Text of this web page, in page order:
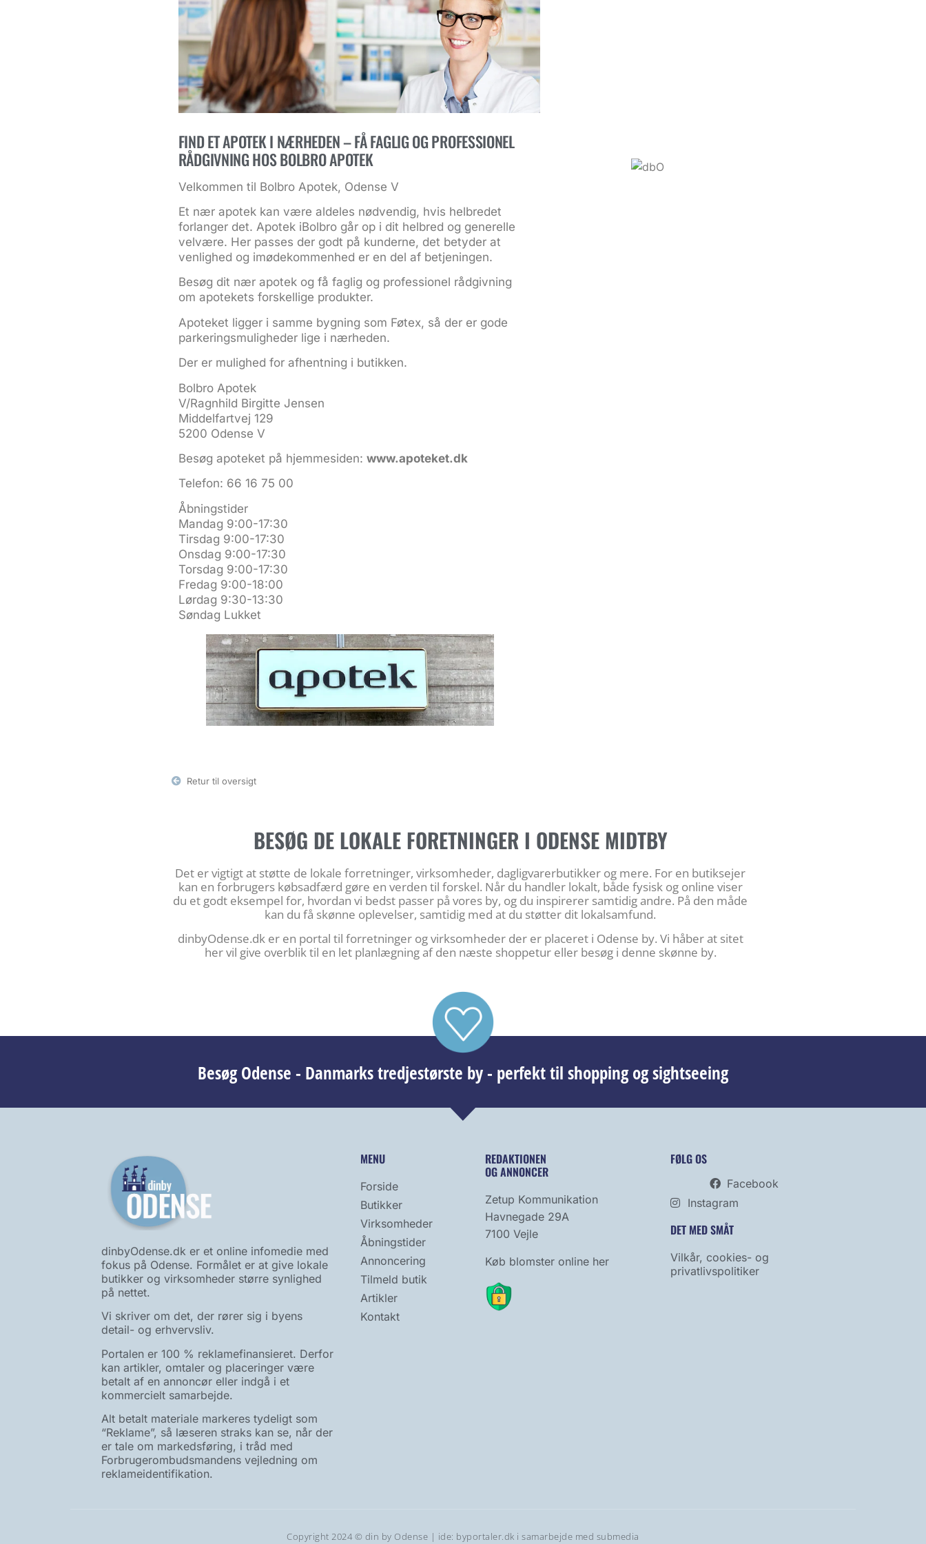
FIND ET APOTEK I NÆRHEDEN – FÅ FAGLIG OG PROFESSIONEL
RÅDGIVNING HOS BOLBRO APOTEK
Velkommen til Bolbro Apotek, Odense V
Et nær apotek kan være aldeles nødvendig, hvis helbredet
forlanger det. Apotek iBolbro går op i dit helbred og generelle
velvære. Her passes der godt på kunderne, det betyder at
venlighed og imødekommenhed er en del af betjeningen.
Besøg dit nær apotek og få faglig og professionel rådgivning
om apotekets forskellige produkter.
Apoteket ligger i samme bygning som Føtex, så der er gode
parkeringsmuligheder lige i nærheden.
Der er mulighed for afhentning i butikken.
Bolbro Apotek
V/Ragnhild Birgitte Jensen
Middelfartvej 129
5200 Odense V
Besøg apoteket på hjemmesiden: www.apoteket.dk
Telefon: 66 16 75 00
Åbningstider
Mandag 9:00-17:30
Tirsdag 9:00-17:30
Onsdag 9:00-17:30
Torsdag 9:00-17:30
Fredag 9:00-18:00
Lørdag 9:30-13:30
Søndag Lukket
Retur til oversigt
BESØG DE LOKALE FORETNINGER I ODENSE MIDTBY
Det er vigtigt at støtte de lokale forretninger, virksomheder, dagligvarerbutikker og mere. For en butiksejer
kan en forbrugers købsadfærd gøre en verden til forskel. Når du handler lokalt, både fysisk og online viser
du et godt eksempel for, hvordan vi bedst passer på vores by, og du inspirerer samtidig andre. På den måde
kan du få skønne oplevelser, samtidig med at du støtter dit lokalsamfund.
dinbyOdense.dk er en portal til forretninger og virksomheder der er placeret i Odense by. Vi håber at sitet
her vil give overblik til en let planlægning af den næste shoppetur eller besøg i denne skønne by.
Besøg Odense - Danmarks tredjestørste by - perfekt til shopping og sightseeing
dinbyOdense.dk er et online infomedie med
fokus på Odense. Formålet er at give lokale
butikker og virksomheder større synlighed
på nettet.
Vi skriver om det, der rører sig i byens
detail- og erhvervsliv.
Portalen er 100 % reklamefinansieret. Derfor
kan artikler, omtaler og placeringer være
betalt af en annoncør eller indgå i et
kommercielt samarbejde.
Alt betalt materiale markeres tydeligt som
“Reklame”, så læseren straks kan se, når der
er tale om markedsføring, i tråd med
Forbrugerombudsmandens vejledning om
reklameidentifikation.
MENU
Forside
Butikker
Virksomheder
Åbningstider
Annoncering
Tilmeld butik
Artikler
Kontakt
REDAKTIONEN
OG ANNONCER
Zetup Kommunikation
Havnegade 29A
7100 Vejle
Køb blomster online her
FØLG OS
Facebook
Instagram
DET MED SMÅT
Vilkår, cookies- og
privatlivspolitiker
Copyright 2024 © din by Odense | ide: byportaler.dk i samarbejde med submedia